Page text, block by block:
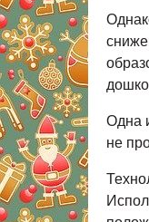
Одна
не